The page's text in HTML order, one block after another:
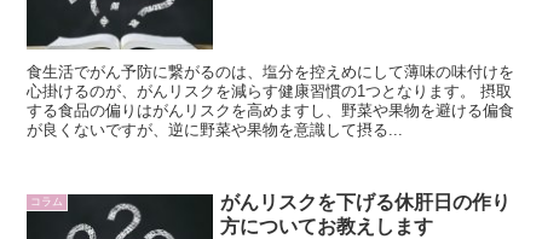
食生活でがん予防に繋がるのは、塩分を控えめにして薄味の味付けを
心掛けるのが、がんリスクを減らす健康習慣の1つとなります。 摂取
する食品の偏りはがんリスクを高めますし、野菜や果物を避ける偏食
が良くないですが、逆に野菜や果物を意識して摂る...
コラム
がんリスクを下げる休肝日の作り
方についてお教えします